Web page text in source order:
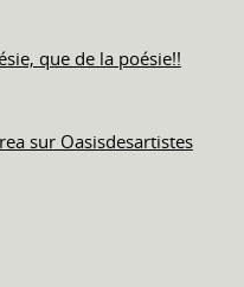
que de la poésie!!
sur Oasisdesartistes